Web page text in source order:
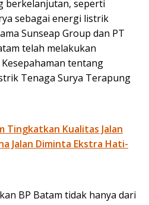
berkelanjutan, seperti
sebagai energi listrik
Sunseap Group dan PT
telah melakukan
tentang
Tenaga Surya Terapung
Tingkatkan Kualitas Jalan
Jalan Diminta Ekstra Hati-
BP Batam tidak hanya dari